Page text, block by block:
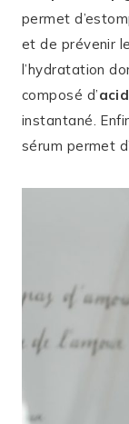
permet
et de prévenir
l’hydratation
composé d’
instantané.
sérum permet